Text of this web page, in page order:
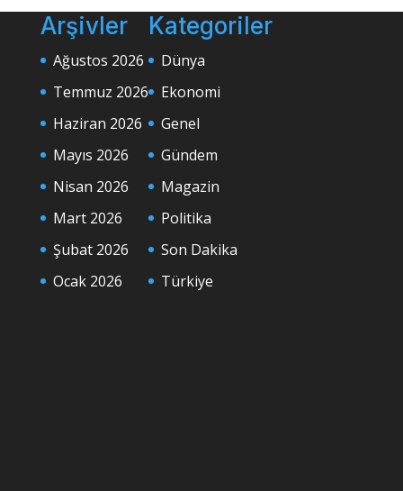
Arşivler
Ağustos 2026
Temmuz 2026
Haziran 2026
Mayıs 2026
Nisan 2026
Mart 2026
Şubat 2026
Ocak 2026
Kategoriler
Dünya
Ekonomi
Genel
Gündem
Magazin
Politika
Son Dakika
Türkiye